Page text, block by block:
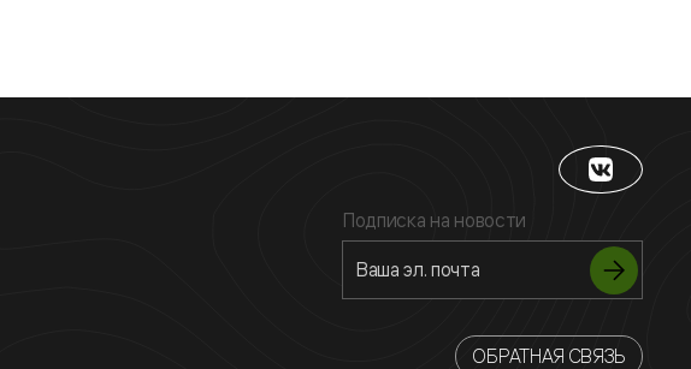
Подписка на новости
ОБРАТНАЯ СВЯЗЬ